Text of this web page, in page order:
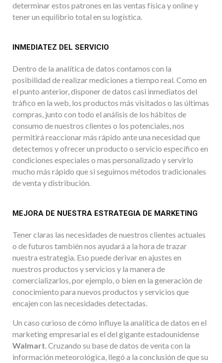
determinar estos patrones en las ventas física y online y
tener un equilibrio total en su logística.
INMEDIATEZ DEL SERVICIO
Dentro de la analítica de datos contamos con la
posibilidad de realizar mediciones a tiempo real. Como en
el punto anterior, disponer de datos casi inmediatos del
tráfico en la web, los productos más visitados o las últimas
compras, junto con todo el análisis de los hábitos de
consumo de nuestros clientes o los potenciales, nos
permitirá reaccionar más rápido ante una necesidad que
detectemos y ofrecer un producto o servicio específico en
condiciones especiales o mas personalizado y servirlo
mucho más rápido que si seguimos métodos tradicionales
de venta y distribución.
MEJORA DE NUESTRA ESTRATEGIA DE MARKETING
Tener claras las necesidades de nuestros clientes actuales
o de futuros también nos ayudará a la hora de trazar
nuestra estrategia. Eso puede derivar en ajustes en
nuestros productos y servicios y la manera de
comercializarlos, por ejemplo, o bien en la generación de
conocimiento para nuevos productos y servicios que
encajen con las necesidades detectadas.
Un caso curioso de cómo influye la analítica de datos en el
marketing empresarial es el del gigante estadounidense
Walmart. Cruzando su base de datos de venta con la
información meteorológica, llegó a la conclusión de que su